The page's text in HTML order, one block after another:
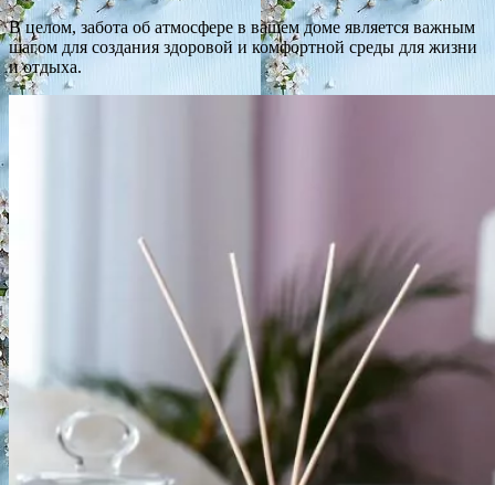
В целом, забота об атмосфере в вашем доме является важным
шагом для создания здоровой и комфортной среды для жизни
и отдыха.